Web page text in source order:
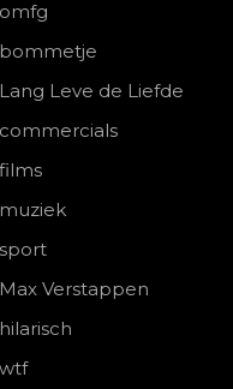
omfg
bommetje
Lang Leve de Liefde
commercials
films
muziek
sport
Max Verstappen
hilarisch
wtf